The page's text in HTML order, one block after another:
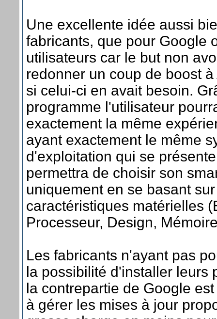
Une excellente idée aussi
fabricants, que pour Google
utilisateurs car le but non
redonner un coup de boost
si celui-ci en avait besoin.
programme l'utilisateur
exactement la même
ayant exactement le même
d'exploitation qui se
permettra de choisir son
uniquement en se basant
caractéristiques matérielles
Processeur, Design,
Les fabricants n'ayant pas
la possibilité d'installer leurs
la contrepartie de Google
à gérer les mises à jour